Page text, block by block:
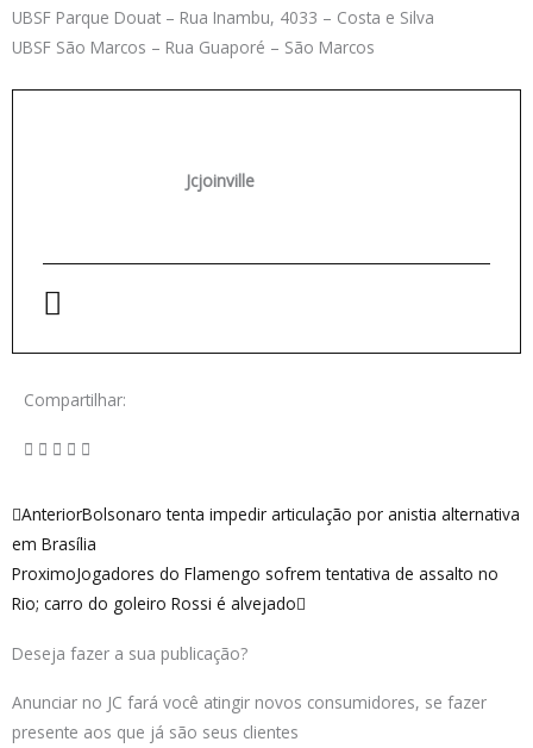
UBSF Parque Douat – Rua Inambu, 4033 – Costa e Silva
UBSF São Marcos – Rua Guaporé – São Marcos
Jcjoinville
Compartilhar:
Anterior
AnteriorBolsonaro tenta impedir articulação por anistia alternativa
em Brasília
ProximoJogadores do Flamengo sofrem tentativa de assalto no
Rio; carro do goleiro Rossi é alvejado
Próximo
Deseja fazer a sua publicação?
Anunciar no JC fará você atingir novos consumidores, se fazer
presente aos que já são seus clientes